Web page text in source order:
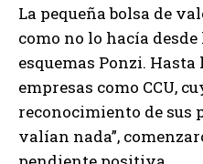
La pequeña bolsa de
como no lo hacía
esquemas Ponzi. Hasta
empresas como CCU,
reconocimiento de sus
valían nada”,